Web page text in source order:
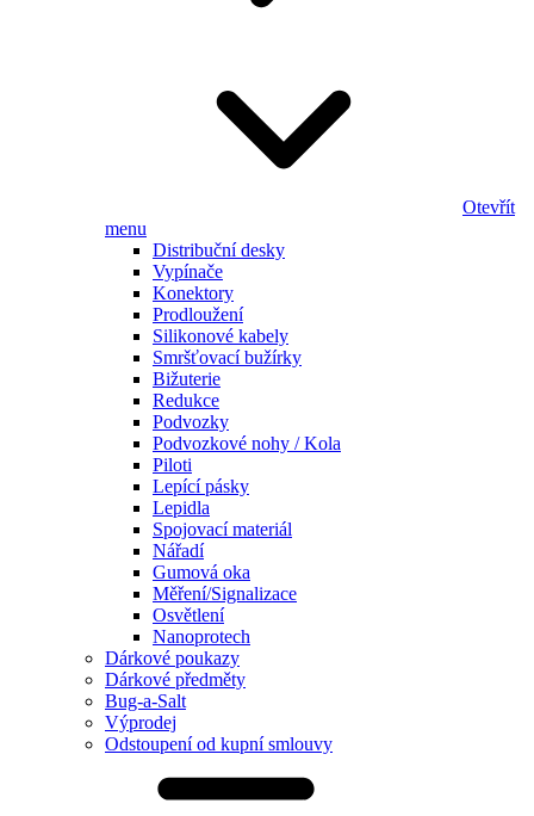
Otevřít
menu
Distribuční desky
Vypínače
Konektory
Prodloužení
Silikonové kabely
Smršťovací bužírky
Bižuterie
Redukce
Podvozky
Podvozkové nohy / Kola
Piloti
Lepící pásky
Lepidla
Spojovací materiál
Nářadí
Gumová oka
Měření/Signalizace
Osvětlení
Nanoprotech
Dárkové poukazy
Dárkové předměty
Bug-a-Salt
Výprodej
Odstoupení od kupní smlouvy